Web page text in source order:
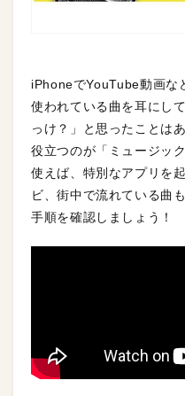
iPhoneでYouTube動画な
使われている曲を耳にし
っけ？」と思ったことは
役立つのが「ミュージッ
使えば、特別なアプリを
ビ、街中で流れている曲
手順を確認しましょう！